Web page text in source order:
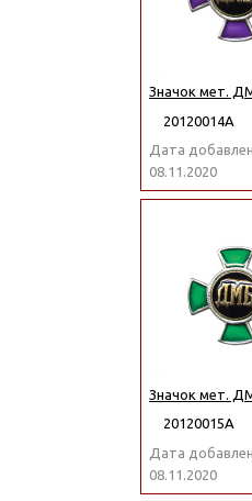
Значок мет.
20120014А
Дата
08.11.2020
Значок мет.
20120015А
Дата
08.11.2020